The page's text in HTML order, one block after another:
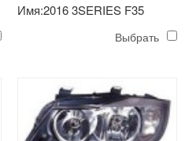
Имя:2016 3SERIES F35
СВЕТОДИОДНЫЙ
Выбрать